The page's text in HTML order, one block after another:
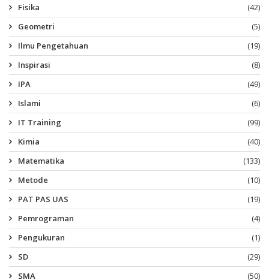
Fisika
(42)
Geometri
(5)
Ilmu Pengetahuan
(19)
Inspirasi
(8)
IPA
(49)
Islami
(6)
IT Training
(99)
Kimia
(40)
Matematika
(133)
Metode
(10)
PAT PAS UAS
(19)
Pemrograman
(4)
Pengukuran
(1)
SD
(29)
SMA
(50)